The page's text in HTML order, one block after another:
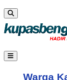
Warga